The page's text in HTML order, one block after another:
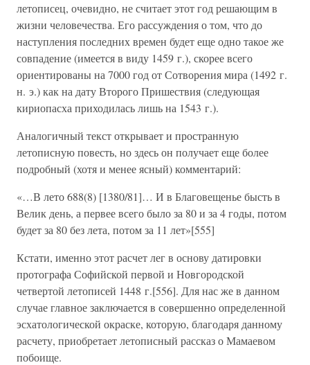
летописец, очевидно, не считает этот год решающим в
жизни человечества. Его рассуждения о том, что до
наступления последних времен будет еще одно такое же
совпадение (имеется в виду 1459 г.), скорее всего
ориентированы на 7000 год от Сотворения мира (1492 г.
н. э.) как на дату Второго Пришествия (следующая
кириопасха приходилась лишь на 1543 г.).
Аналогичный текст открывает и пространную
летописную повесть, но здесь он получает еще более
подробный (хотя и менее ясный) комментарий:
«…В лето 688(8) [1380/81]… И в Благовещенье бысть в
Велик день, а первее всего было за 80 и за 4 годы, потом
будет за 80 без лета, потом за 11 лет»[555]
Кстати, именно этот расчет лег в основу датировки
протографа Софийской первой и Новгородской
четвертой летописей 1448 г.[556]. Для нас же в данном
случае главное заключается в совершенно определенной
эсхатологической окраске, которую, благодаря данному
расчету, приобретает летописный рассказ о Мамаевом
побоище.